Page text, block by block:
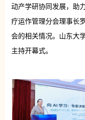
动产学研协同发展，助
疗运作管理分会理事长
会的相关情况。山东大
主持开幕式。